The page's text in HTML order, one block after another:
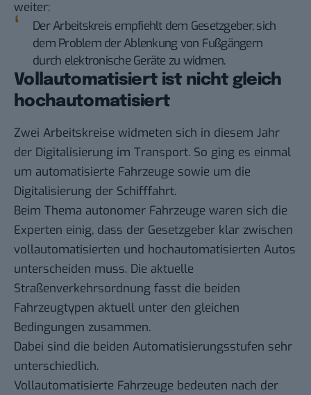
weiter:
Der Arbeitskreis empfiehlt dem Gesetzgeber, sich
dem Problem der Ablenkung von Fußgängern
durch elektronische Geräte zu widmen.
Vollautomatisiert ist nicht gleich
hochautomatisiert
Zwei Arbeitskreise widmeten sich in diesem Jahr
der Digitalisierung im Transport. So ging es einmal
um automatisierte Fahrzeuge sowie um die
Digitalisierung der Schifffahrt.
Beim Thema autonomer Fahrzeuge waren sich die
Experten einig, dass der Gesetzgeber klar zwischen
vollautomatisierten und hochautomatisierten Autos
unterscheiden muss. Die aktuelle
Straßenverkehrsordnung fasst die beiden
Fahrzeugtypen aktuell unter den gleichen
Bedingungen zusammen.
Dabei sind die beiden Automatisierungsstufen sehr
unterschiedlich.
Vollautomatisierte Fahrzeuge bedeuten nach der